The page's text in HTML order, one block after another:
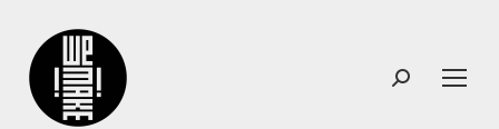
Search: